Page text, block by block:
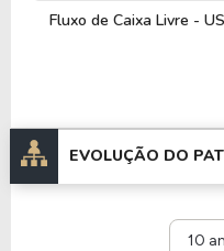
Fluxo de Caixa Livre -
EVOLUÇÃO DO
10